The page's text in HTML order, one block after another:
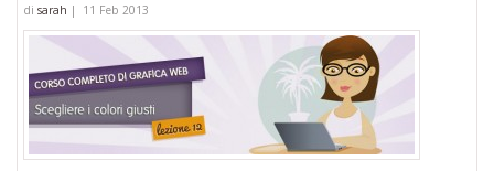
di sarah | 11 Feb 2013